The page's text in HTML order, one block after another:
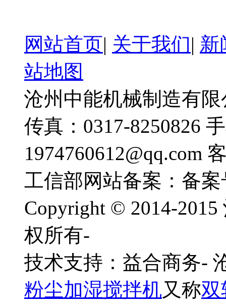
网站首页| 关于我们| 新
站地图
沧州中能机械制造有限
传真：0317-8250826
1974760612@qq.com
工信部网站备案：备案
Copyright © 2014-
权所有-
技术支持：益合商务-
粉尘加湿搅拌机又称双